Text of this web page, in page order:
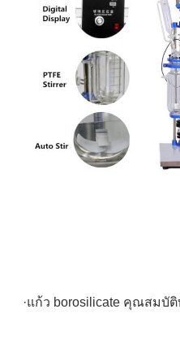
·แก้ว borosilicate คุณสมบั